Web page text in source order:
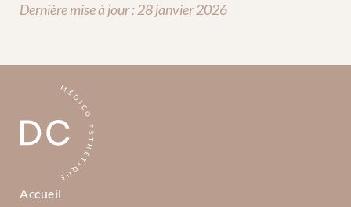
Dernière mise à jour : 28 janvier 2026
Accueil